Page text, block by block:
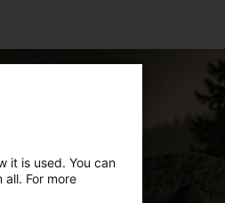
it is used. You can
For more